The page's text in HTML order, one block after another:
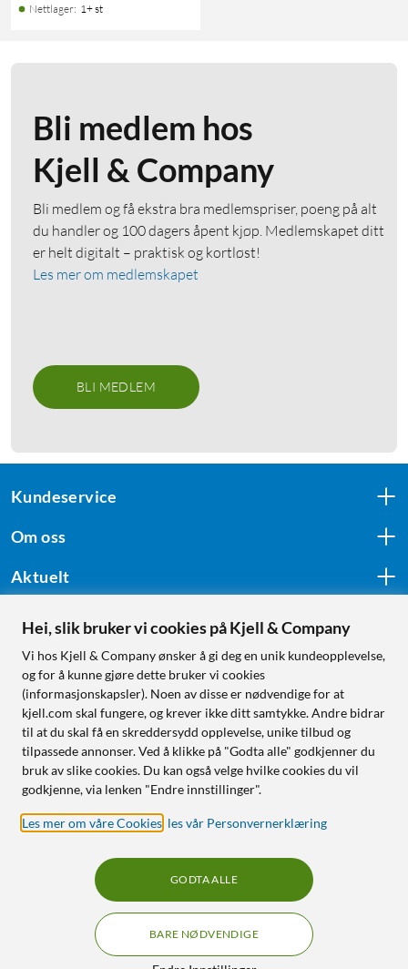
Nettlager: 1+ st
Bli medlem hos
Kjell & Company
Bli medlem og få ekstra bra medlemspriser, poeng på alt
du handler og 100 dagers åpent kjøp. Medlemskapet ditt
er helt digitalt – praktisk og kortløst!
Les mer om medlemskapet
BLI MEDLEM
Kundeservice
Om oss
Aktuelt
Følg oss
Handle fra:
Sverige
Norge
RÅD OG TILBEHØR TIL
HJEMMEELEKTRONIKK
Hei, slik bruker vi cookies på Kjell & Company
Vi hos Kjell & Company ønsker å gi deg en unik kundeopplevelse,
og for å kunne gjøre dette bruker vi cookies
(informasjonskapsler). Noen av disse er nødvendige for at
kjell.com skal fungere, og krever ikke ditt samtykke. Andre bidrar
til at du skal få en skreddersydd opplevelse, unike tilbud og
tilpassede annonser. Ved å klikke på "Godta alle" godkjenner du
bruk av slike cookies. Du kan også velge hvilke cookies du vil
godkjenne, via lenken "Endre innstillinger".
Les mer om våre Cookies les vår Personvernerklæring
BARE NØDVENDIGE
GODTA ALLE